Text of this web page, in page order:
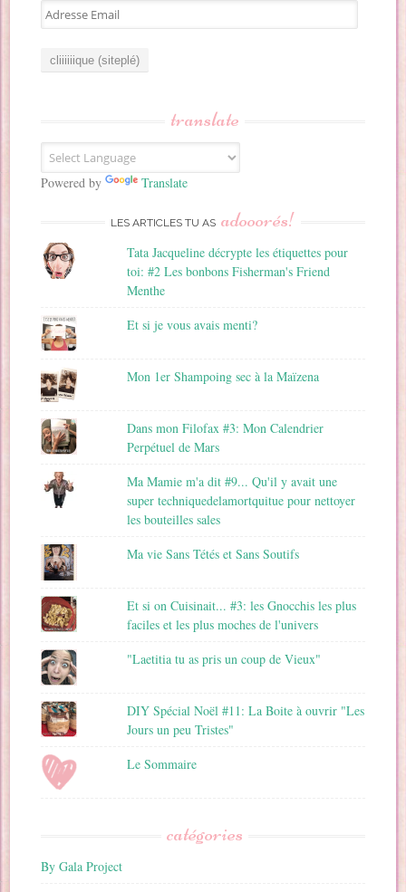
A
d
E
m
a
translate
Powered by Translate
LES ARTICLES TU AS adooorés!
Tata Jacqueline décrypte les étiquettes pour
toi: #2 Les bonbons Fisherman's Friend
Menthe
Et si je vous avais menti?
Mon 1er Shampoing sec à la Maïzena
Dans mon Filofax #3: Mon Calendrier
Perpétuel de Mars
Ma Mamie m'a dit #9... Qu'il y avait une
super techniquedelamortquitue pour nettoyer
les bouteilles sales
Ma vie Sans Tétés et Sans Soutifs
Et si on Cuisinait... #3: les Gnocchis les plus
faciles et les plus moches de l'univers
"Laetitia tu as pris un coup de Vieux"
DIY Spécial Noël #11: La Boite à ouvrir "Les
Jours un peu Tristes"
Le Sommaire
catégories
By Gala Project